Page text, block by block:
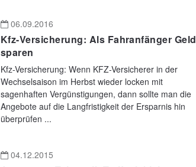
06.09.2016
Kfz-Versicherung: Als Fahranfänger Geld
sparen
Kfz-Versicherung: Wenn KFZ-Versicherer in der
Wechselsaison im Herbst wieder locken mit
sagenhaften Vergünstigungen, dann sollte man die
Angebote auf die Langfristigkeit der Ersparnis hin
überprüfen ...
04.12.2015